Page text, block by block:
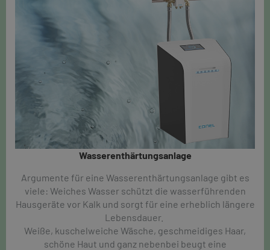
Wasserenthärtungsanlage
Argumente für eine Wasserenthärtungsanlage gibt es
viele: Weiches Wasser schützt die wasserführenden
Hausgeräte vor Kalk und sorgt für eine erheblich längere
Lebensdauer.
Weiße, kuschelweiche Wäsche, geschmeidiges Haar,
schöne Haut und ganz nebenbei beugt eine